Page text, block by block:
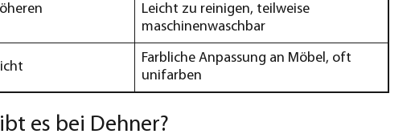
Leicht zu reinigen, teilweise
maschinenwaschbar
Farbliche Anpassung an Möbel, oft
unifarben
es bei Dehner?